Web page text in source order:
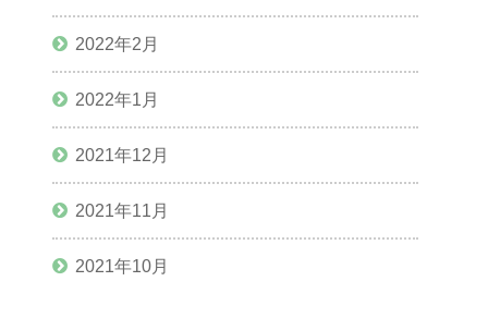
2022年2月
2022年1月
2021年12月
2021年11月
2021年10月